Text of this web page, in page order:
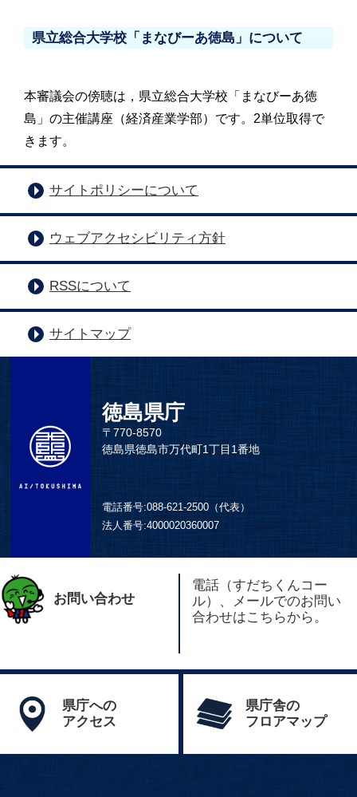
県立総合大学校「まなびーあ徳島」について
本審議会の傍聴は，県立総合大学校「まなびーあ徳
島」の主催講座（経済産業学部）です。2単位取得で
きます。
サイトポリシーについて
ウェブアクセシビリティ方針
RSSについて
サイトマップ
徳島県庁
〒770-8570
徳島県徳島市万代町1丁目1番地
電話番号:088-621-2500（代表）
法人番号:4000020360007
お問い合わせ
電話（すだちくんコー
ル）、メールでのお問い
合わせはこちらから。
県庁への
アクセス
県庁舎の
フロアマップ